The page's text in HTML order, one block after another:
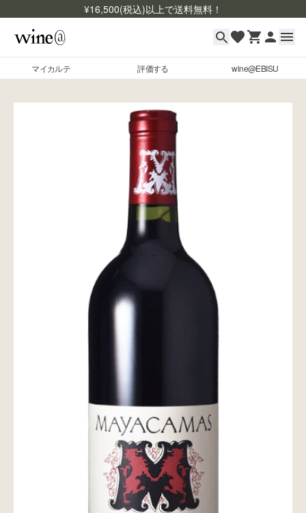
¥16,500(税込)以上で送料無料！
マイカルテ 評価する wine@EBISU
マイカルテ